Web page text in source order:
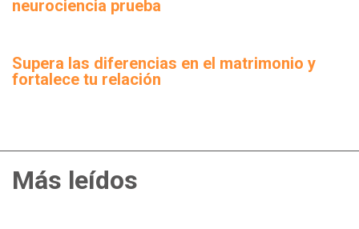
neurociencia prueba
Supera las diferencias en el matrimonio y
fortalece tu relación
Más leídos